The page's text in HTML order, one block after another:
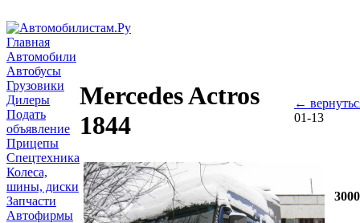
Главная
Автомобили
Автобусы
Грузовики
Дилеры
Подать
объявление
Прицепы
Спецтехника
Колеса,
шины, диски
Запчасти
Автофирмы
Mercedes Actros
1844
←
01-13